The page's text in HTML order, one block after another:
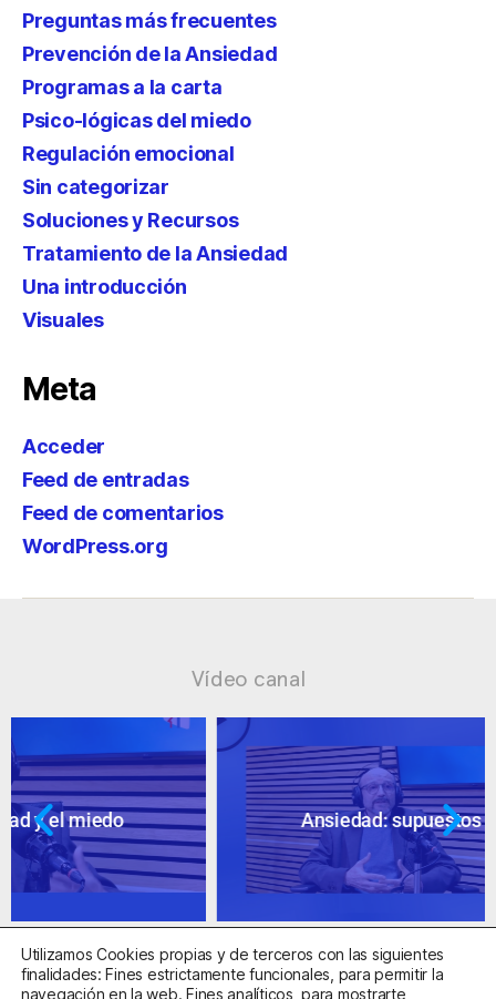
Preguntas más frecuentes
Prevención de la Ansiedad
Programas a la carta
Psico-lógicas del miedo
Regulación emocional
Sin categorizar
Soluciones y Recursos
Tratamiento de la Ansiedad
Una introducción
Visuales
Meta
Acceder
Feed de entradas
Feed de comentarios
WordPress.org
Vídeo canal
Ansiedad: supuestos cuestionables
Utilizamos Cookies propias y de terceros con las siguientes
finalidades: Fines estrictamente funcionales, para permitir la
navegación en la web. Fines analíticos, para mostrarte